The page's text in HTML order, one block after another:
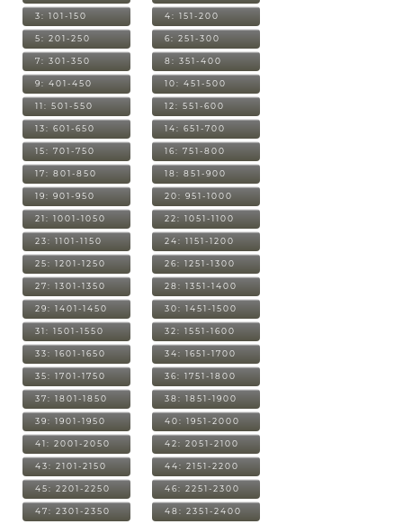
3: 101-150 4: 151-200
5: 201-250 6: 251-300
7: 301-350 8: 351-400
9: 401-450 10: 451-500
11: 501-550 12: 551-600
13: 601-650 14: 651-700
15: 701-750 16: 751-800
17: 801-850 18: 851-900
19: 901-950 20: 951-1000
21: 1001-1050 22: 1051-1100
23: 1101-1150 24: 1151-1200
25: 1201-1250 26: 1251-1300
27: 1301-1350 28: 1351-1400
29: 1401-1450 30: 1451-1500
31: 1501-1550 32: 1551-1600
33: 1601-1650 34: 1651-1700
35: 1701-1750 36: 1751-1800
37: 1801-1850 38: 1851-1900
39: 1901-1950 40: 1951-2000
41: 2001-2050 42: 2051-2100
43: 2101-2150 44: 2151-2200
45: 2201-2250 46: 2251-2300
47: 2301-2350 48: 2351-2400